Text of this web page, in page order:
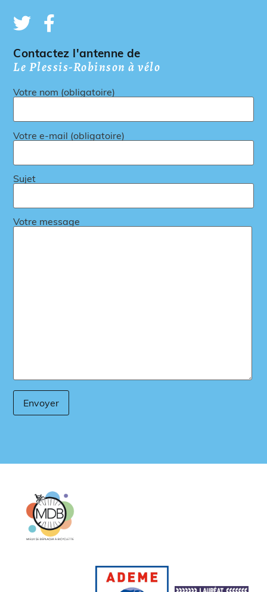
Contactez l'antenne de
Le Plessis-Robinson à vélo
Votre nom (obligatoire)
Votre e-mail (obligatoire)
Sujet
Votre message